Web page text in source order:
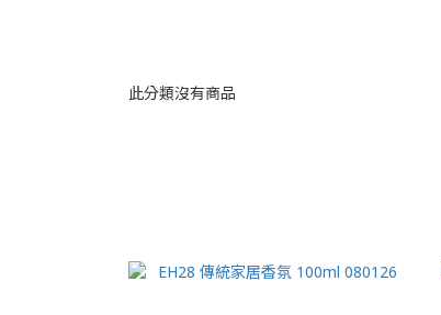
此分類沒有商品